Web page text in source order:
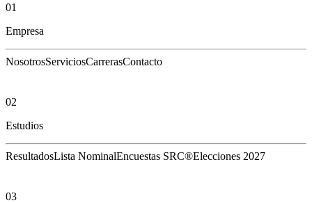
01
Empresa
NosotrosServiciosCarrerasContacto
02
Estudios
ResultadosLista NominalEncuestas SRC®Elecciones 2027
03